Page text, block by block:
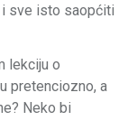
i sve isto saopćiti
lekciju o
pretenciozno, a
Neko bi